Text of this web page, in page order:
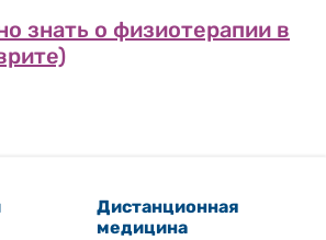
знать о физиотерапии в
Дистанционная
медицина